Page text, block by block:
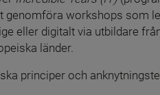
eller digitalt via utbildare
länder.
principer och